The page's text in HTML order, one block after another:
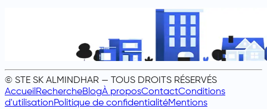
© STE SK ALMINDHAR — TOUS DROITS RÉSERVÉS
AccueilRechercheBlogÀ proposContactConditions
d'utilisationPolitique de confidentialitéMentions